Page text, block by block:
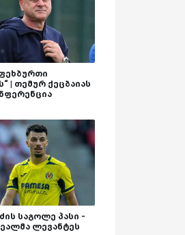
| თემურ ქეცბაიას
საგოლე პასი -
ლევანტეს